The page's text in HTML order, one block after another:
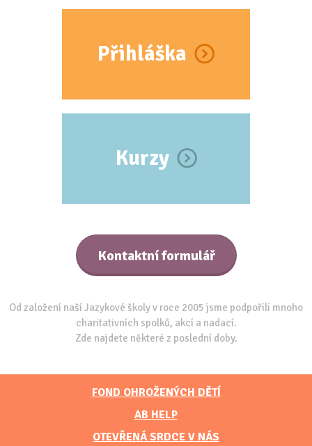
Přihláška
Kurzy
Kontaktní formulář
Od založení naší Jazykové školy v roce 2005 jsme podpořili mnoho
charitativních spolků, akcí a nadací.
Zde najdete některé z poslední doby.
FOND OHROŽENÝCH DĚTÍ
AB HELP
OTEVŘENÁ SRDCE V NÁS